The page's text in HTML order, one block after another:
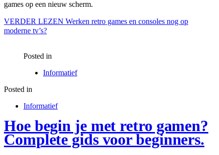
games op een nieuw scherm.
VERDER LEZEN Werken retro games en consoles nog op
moderne tv’s?
Posted in
Informatief
Posted in
Informatief
Hoe begin je met retro gamen?
Complete gids voor beginners.